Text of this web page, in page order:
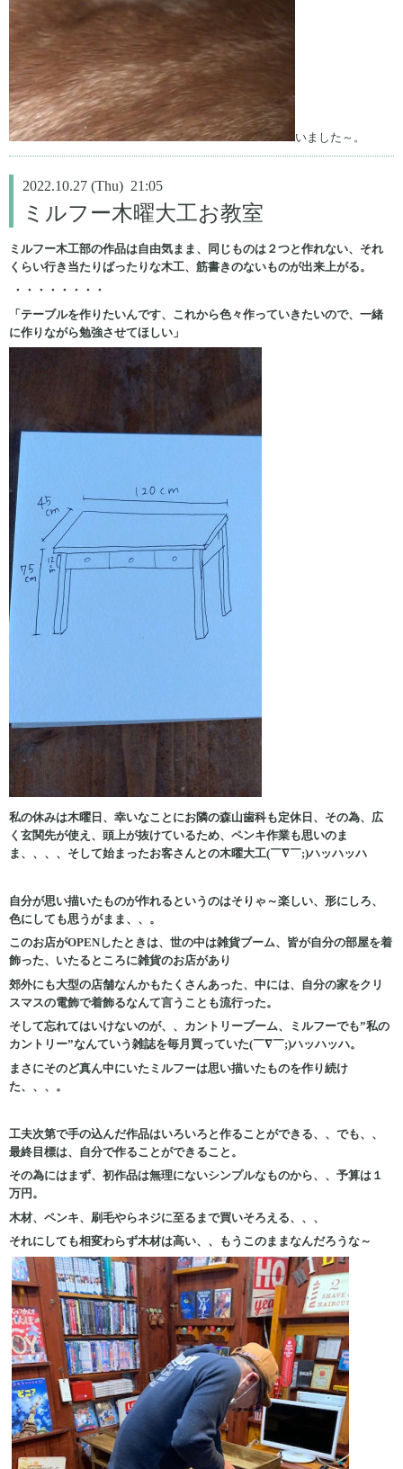
いました～。
2022.10.27 (Thu) 21:05
ミルフー木曜大工お教室
ミルフー木工部の作品は自由気まま、同じものは２つと作れない、それ
くらい行き当たりばったりな木工、筋書きのないものが出来上がる。
・・・・・・・・
「テーブルを作りたいんです、これから色々作っていきたいので、一緒
に作りながら勉強させてほしい」
私の休みは木曜日、幸いなことにお隣の森山歯科も定休日、その為、広
く玄関先が使え、頭上が抜けているため、ペンキ作業も思いのま
ま、、、、そして始まったお客さんとの木曜大工(￣∇￣;)ハッハッハ
自分が思い描いたものが作れるというのはそりゃ～楽しい、形にしろ、
色にしても思うがまま、、。
このお店がOPENしたときは、世の中は雑貨ブーム、皆が自分の部屋を着
飾った、いたるところに雑貨のお店があり
郊外にも大型の店舗なんかもたくさんあった、中には、自分の家をクリ
スマスの電飾で着飾るなんて言うことも流行った。
そして忘れてはいけないのが、、カントリーブーム、ミルフーでも”私の
カントリー”なんていう雑誌を毎月買っていた(￣∇￣;)ハッハッハ。
まさにそのど真ん中にいたミルフーは思い描いたものを作り続け
た、、、。
工夫次第で手の込んだ作品はいろいろと作ることができる、、でも、、
最終目標は、自分で作ることができること。
その為にはまず、初作品は無理にないシンプルなものから、、予算は１
万円。
木材、ペンキ、刷毛やらネジに至るまで買いそろえる、、、
それにしても相変わらず木材は高い、、もうこのままなんだろうな～